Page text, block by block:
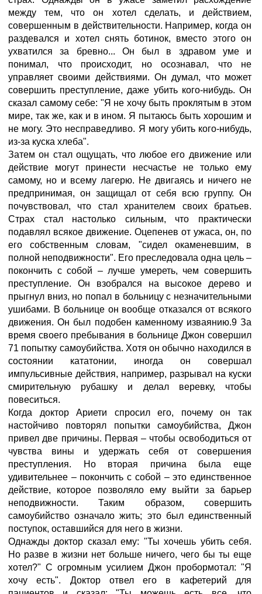
между тем, что он хотел сделать, и действием,
совершенным в действительности. Например, когда он
раздевался и хотел снять ботинок, вместо этого он
ухватился за бревно... Он был в здравом уме и
понимал, что происходит, но осознавал, что не
управляет своими действиями. Он думал, что может
совершить преступление, даже убить кого-нибудь. Он
сказал самому себе: "Я не хочу быть проклятым в этом
мире, так же, как и в ином. Я пытаюсь быть хорошим и
не могу. Это несправедливо. Я могу убить кого-нибудь,
из-за куска хлеба".
Затем он стал ощущать, что любое его движение или
действие могут принести несчастье не только ему
самому, но и всему лагерю. Не двигаясь и ничего не
предпринимая, он защищал от себя всю группу. Он
почувствовал, что стал хранителем своих братьев.
Страх стал настолько сильным, что практически
подавлял всякое движение. Оцепенев от ужаса, он, по
его собственным словам, "сидел окаменевшим, в
полной неподвижности". Его преследовала одна цель –
покончить с собой – лучше умереть, чем совершить
преступление. Он взобрался на высокое дерево и
прыгнул вниз, но попал в больницу с незначительными
ушибами. В больнице он вообще отказался от всякого
движения. Он был подобен каменному изваянию.9 За
время своего пребывания в больнице Джон совершил
71 попытку самоубийства. Хотя он обычно находился в
состоянии кататонии, иногда он совершал
импульсивные действия, например, разрывал на куски
смирительную рубашку и делал веревку, чтобы
повеситься.
Когда доктор Ариети спросил его, почему он так
настойчиво повторял попытки самоубийства, Джон
привел две причины. Первая – чтобы освободиться от
чувства вины и удержать себя от совершения
преступления. Но вторая причина была еще
удивительнее – покончить с собой – это единственное
действие, которое позволяло ему выйти за барьер
неподвижности. Таким образом, совершить
самоубийство означало жить; это был единственный
поступок, оставшийся для него в жизни.
Однажды доктор сказал ему: "Ты хочешь убить себя.
Но разве в жизни нет больше ничего, чего бы ты еще
хотел?" С огромным усилием Джон пробормотал: "Я
хочу есть". Доктор отвел его в кафетерий для